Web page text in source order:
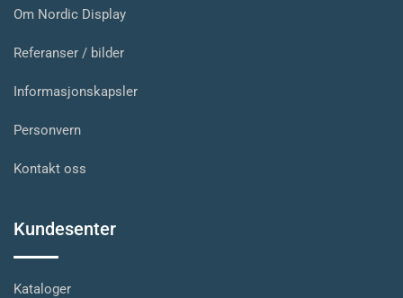
Om Nordic Display
Referanser / bilder
Informasjonskapsler
Personvern
Kontakt oss
Kundesenter
Kataloger